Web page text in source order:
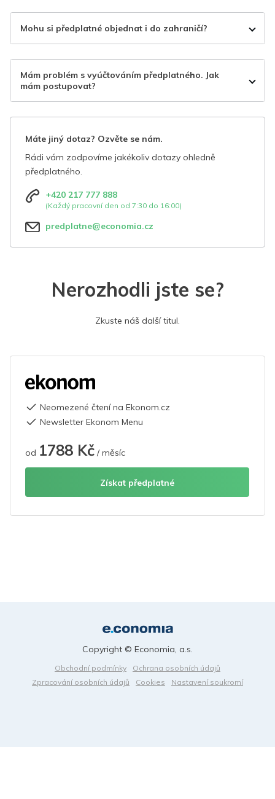
Mohu si předplatné objednat i do zahraničí?
Mám problém s vyúčtováním předplatného. Jak
mám postupovat?
Máte jiný dotaz? Ozvěte se nám.
Rádi vám zodpovíme jakékoliv dotazy ohledně
předplatného.
+420 217 777 888
(Každý pracovní den od 7:30 do 16:00)
predplatne@economia.cz
Nerozhodli jste se?
Zkuste náš další titul.
Neomezené čtení na Ekonom.cz
Newsletter Ekonom Menu
od 1788 Kč / měsíc
Získat předplatné
Obchodní podmínky
Ochrana osobních údajů
Zpracování osobních údajů
Cookies Nastavení soukromí
Copyright © Economia, a.s.